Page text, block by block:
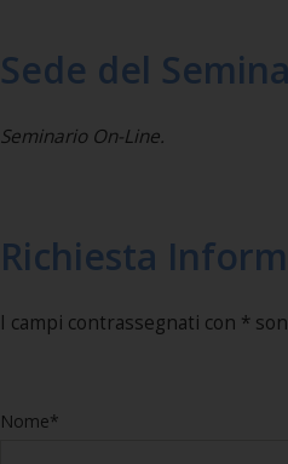
Sede del
Seminario On-Line.
Richiesta
I campi contrassegnati con *
Nome*